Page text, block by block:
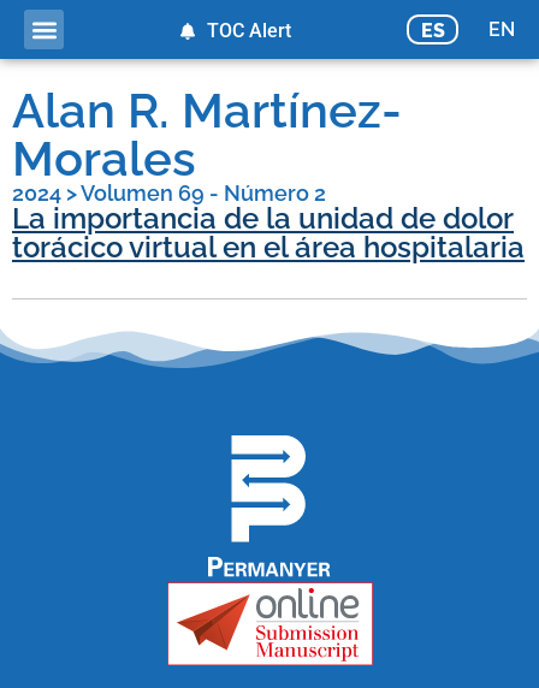
ES EN
TOC Alert
Alan R. Martínez-
Morales
2024 >Volumen 69 - Número 2
La importancia de la unidad de dolor
torácico virtual en el área hospitalaria